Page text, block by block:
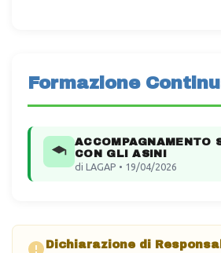
Formazione
ACCOMPAGNAMENTO
CON GLI ASINI
di LAGAP • 19/04/2026
Dichiarazione di